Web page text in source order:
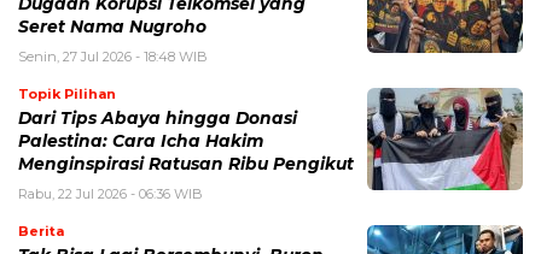
Seret Nama Nugroho
Senin, 27 Jul 2026 - 18:48 WIB
Topik Pilihan
Dari Tips Abaya hingga Donasi
Palestina: Cara Icha Hakim
Menginspirasi Ratusan Ribu Pengikut
Rabu, 22 Jul 2026 - 06:36 WIB
Berita